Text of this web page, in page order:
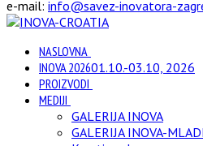
e-mail: info@savez-inovatora-
NASLOVNA
INOVA 202601.10.-03.10, 2026
PROIZVODI
MEDIJI
GALERIJA INOVA
GALERIJA INOVA-MLADI